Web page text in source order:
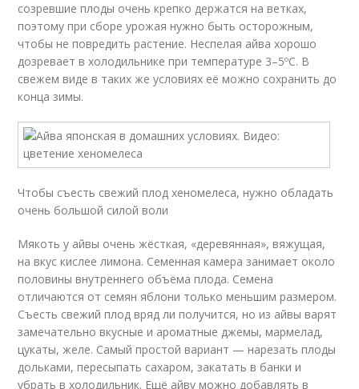
созревшие плоды очень крепко держатся на ветках,
поэтому при сборе урожая нужно быть осторожным,
чтобы не повредить растение. Неспелая айва хорошо
дозревает в холодильнике при температуре 3–5ºС. В
свежем виде в таких же условиях её можно сохранить до
конца зимы.
Чтобы съесть свежий плод хеномелеса, нужно обладать
очень большой силой воли
Мякоть у айвы очень жёсткая, «деревянная», вяжущая,
на вкус кислее лимона. Семенная камера занимает около
половины внутреннего объёма плода. Семена
отличаются от семян яблони только меньшим размером.
Съесть свежий плод вряд ли получится, но из айвы варят
замечательно вкусные и ароматные джемы, мармелад,
цукаты, желе. Самый простой вариант — нарезать плоды
дольками, пересыпать сахаром, закатать в банки и
убрать в холодильник. Ещё айву можно добавлять в